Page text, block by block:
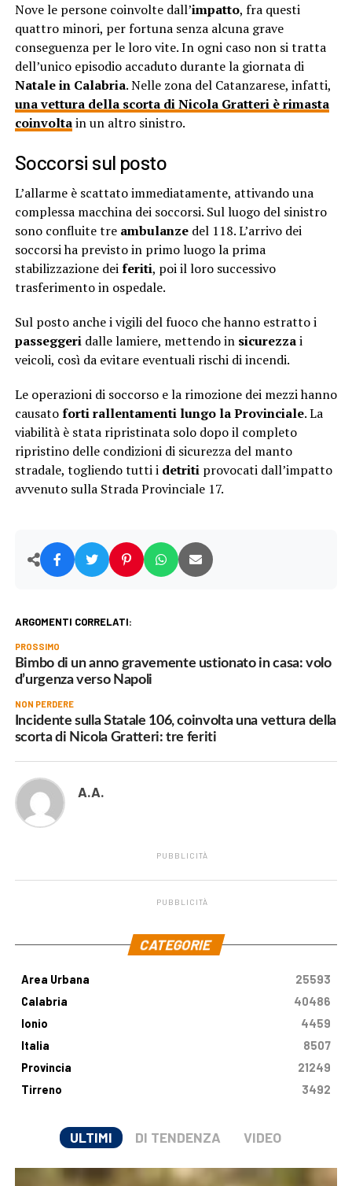
Nove le persone coinvolte dall’impatto, fra questi
quattro minori, per fortuna senza alcuna grave
conseguenza per le loro vite. In ogni caso non si tratta
dell’unico episodio accaduto durante la giornata di
Natale in Calabria. Nelle zona del Catanzarese, infatti,
una vettura della scorta di Nicola Gratteri è rimasta
coinvoltain un altro sinistro.
Soccorsi sul posto
L’allarme è scattato immediatamente, attivando una
complessa macchina dei soccorsi. Sul luogo del sinistro
sono confluite tre ambulanzedel 118. L’arrivo dei
soccorsi ha previsto in primo luogo la prima
stabilizzazione deiferiti, poi il loro successivo
trasferimento in ospedale.
Sul posto anche i vigili del fuoco che hanno estratto i
passeggeridalle lamiere, mettendo in sicurezzai
veicoli, così da evitare eventuali rischi di incendi.
Le operazioni di soccorso e la rimozione dei mezzi hanno
causatoforti rallentamenti lungo la Provinciale. La
viabilità è stata ripristinata solo dopo il completo
ripristino delle condizioni di sicurezza del manto
stradale, togliendo tutti i detritiprovocati dall’impatto
avvenuto sulla Strada Provinciale 17.
ARGOMENTI CORRELATI:
PROSSIMO
Bimbo di un anno gravemente ustionato in casa: volo
d’urgenza verso Napoli
NON PERDERE
Incidente sulla Statale 106, coinvolta una vettura della
scorta di Nicola Gratteri: tre feriti
A.A.
PUBBLICITÀ
PUBBLICITÀ
CATEGORIE
Area Urbana
25593
Calabria
40486
Ionio
4459
Italia
8507
Provincia
21249
Tirreno
3492
ULTIMI DI TENDENZA VIDEO